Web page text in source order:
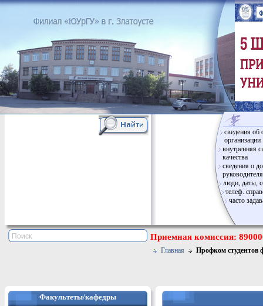
сведения об
организации
внутренняя
качества
сведения о
руководителя
люди, даты,
телеф.
часто
Приемная комиссия:
Главная Профком студентов
Факультеты/кафедры